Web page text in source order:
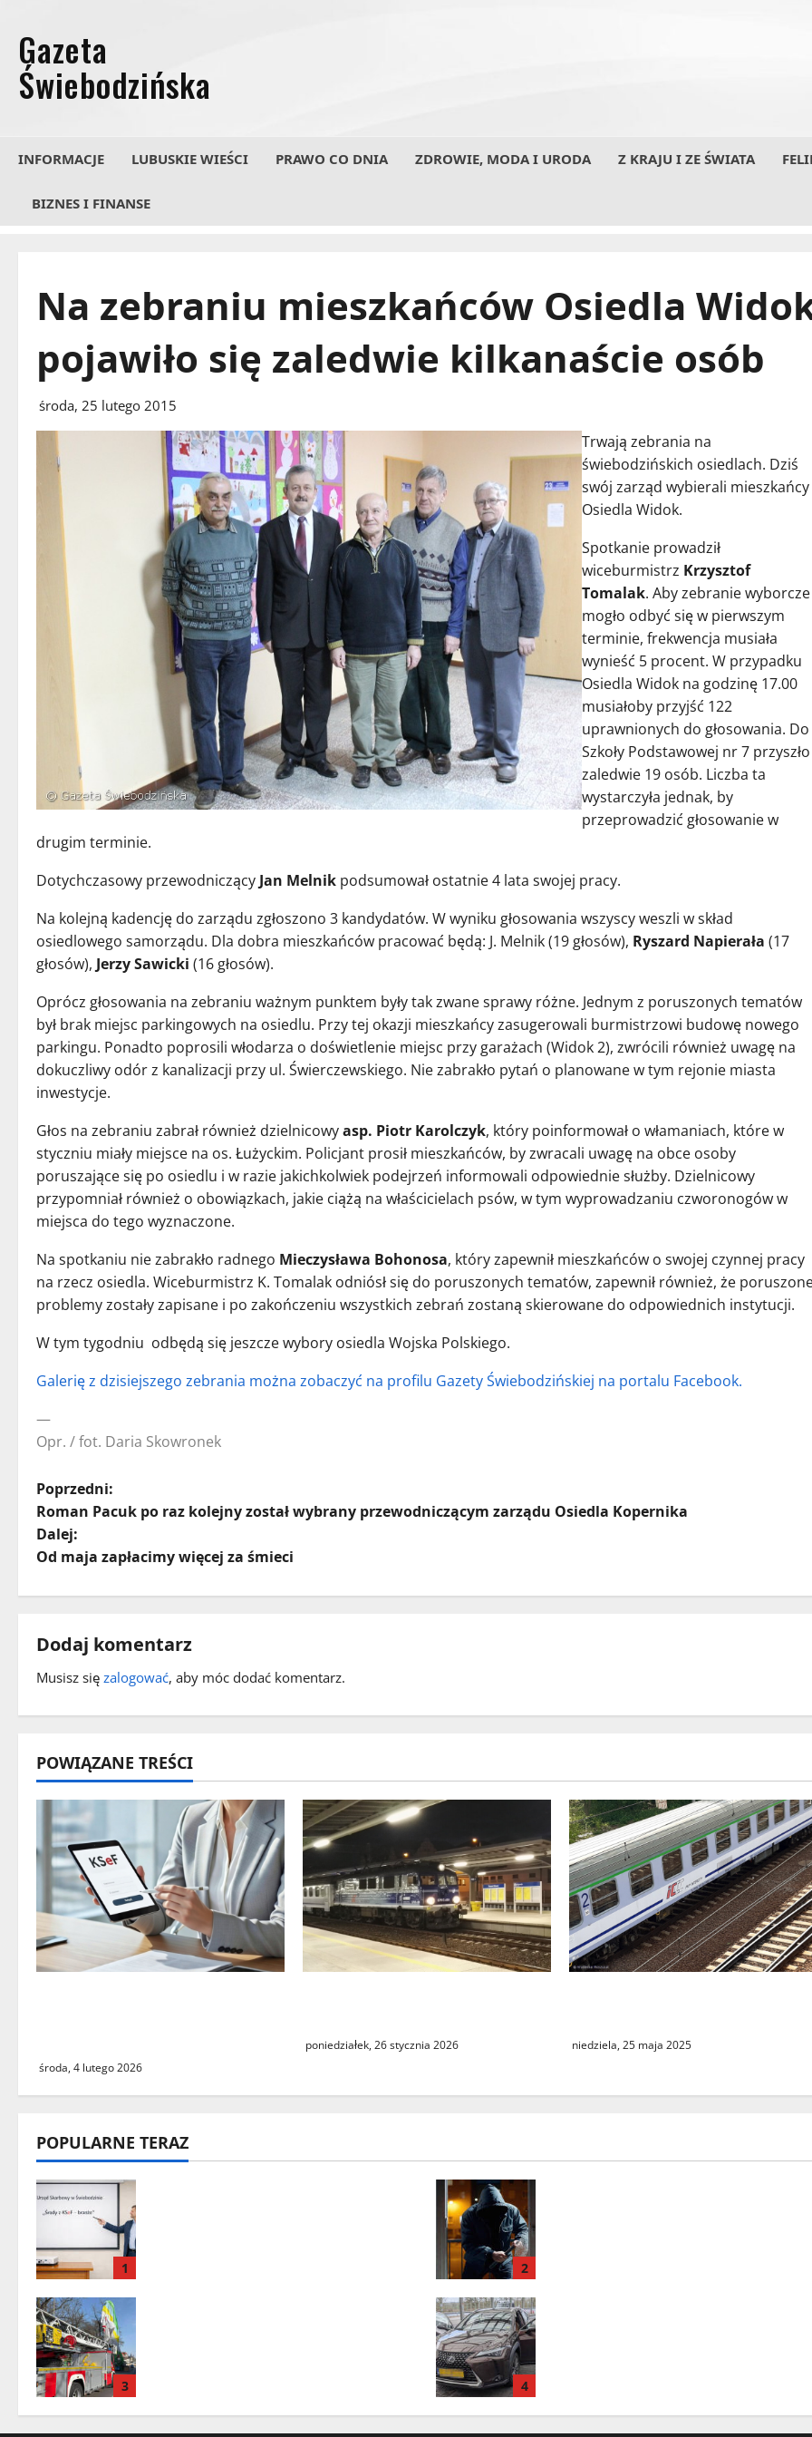
treści
INFORMACJE LUBUSKIE WIEŚCI PRAWO CO DNIA ZDROWIE, MODA I URODA Z KRAJU I ZE ŚWIATA
BIZNES I FINANSE
Na zebraniu mieszkańców Osiedla
pojawiło się zaledwie kilkanaście osób
środa, 25 lutego 2015
Trwają zebrania na
świebodzińskich osiedlach. Dziś
swój zarząd wybierali mieszkańcy
Osiedla Widok.
Spotkanie prowadził
wiceburmistrz Krzysztof
Tomalak. Aby zebranie wyborcze
mogło odbyć się w pierwszym
terminie, frekwencja musiała
wynieść 5 procent. W przypadku
Osiedla Widok na godzinę 17.00
musiałoby przyjść 122
uprawnionych do głosowania. Do
Szkoły Podstawowej nr 7 przyszło
zaledwie 19 osób. Liczba ta
wystarczyła jednak, by
przeprowadzić głosowanie w
drugim terminie.
Dotychczasowy przewodniczący Jan Melnik podsumował ostatnie 4 lata swojej pracy.
Na kolejną kadencję do zarządu zgłoszono 3 kandydatów. W wyniku głosowania wszyscy weszli w skład
osiedlowego samorządu. Dla dobra mieszkańców pracować będą: J. Melnik (19 głosów), Ryszard Napierała (17
głosów), Jerzy Sawicki (16 głosów).
Oprócz głosowania na zebraniu ważnym punktem były tak zwane sprawy różne. Jednym z poruszonych tematów
był brak miejsc parkingowych na osiedlu. Przy tej okazji mieszkańcy zasugerowali burmistrzowi budowę nowego
parkingu. Ponadto poprosili włodarza o doświetlenie miejsc przy garażach (Widok 2), zwrócili również uwagę na
dokuczliwy odór z kanalizacji przy ul. Świerczewskiego. Nie zabrakło pytań o planowane w tym rejonie miasta
inwestycje.
Głos na zebraniu zabrał również dzielnicowyasp. Piotr Karolczyk, który poinformował o włamaniach, które w
styczniu miały miejsce na os. Łużyckim. Policjant prosił mieszkańców, by zwracali uwagę na obce osoby
poruszające się po osiedlu i w razie jakichkolwiek podejrzeń informowali odpowiednie służby. Dzielnicowy
przypomniał również o obowiązkach, jakie ciążą na właścicielach psów, w tym wyprowadzaniu czworonogów w
miejsca do tego wyznaczone.
Na spotkaniu nie zabrakło radnego Mieczysława Bohonosa, który zapewnił mieszkańców o swojej czynnej pracy
na rzecz osiedla. Wiceburmistrz K. Tomalak odniósł się do poruszonych tematów, zapewnił również, że
problemy zostały zapisane i po zakończeniu wszystkich zebrań zostaną skierowane do odpowiednich instytucji.
W tym tygodniu odbędą się jeszcze wybory osiedla Wojska Polskiego.
Galerię z dzisiejszego zebrania można zobaczyć na profilu Gazety Świebodzińskiej na portalu Facebook.
—
Opr. / fot. Daria Skowronek
Z
o
b
a
c
z
w
p
i
s
y
Poprzedni:
Roman Pacuk po raz kolejny został wybrany przewodniczącym zarządu Osiedla Kopernika
Dalej:
Od maja zapłacimy więcej za śmieci
Dodaj komentarz
Musisz się zalogować, aby móc dodać komentarz.
POWIĄZANE TREŚCI
środa, 4 lutego 2026
poniedziałek, 26 stycznia 2026 niedziela, 25 maja 2025
POPULARNE TERAZ
1 2
3 4